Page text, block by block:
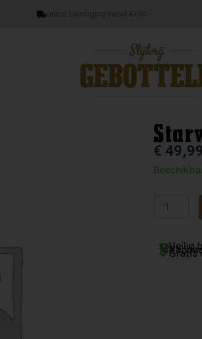
€ 49,99
Starward
aantal
Veilig
Gratis